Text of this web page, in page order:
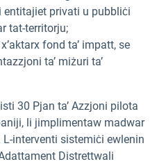
entitajiet privati u pubbliċi
tat-territorju;
fond ta’ impatt, se
ta’ miżuri ta’
30 Pjan ta’ Azzjoni pilota
li jimplimentaw madwar
interventi sistemiċi ewlenin
Distrettwali